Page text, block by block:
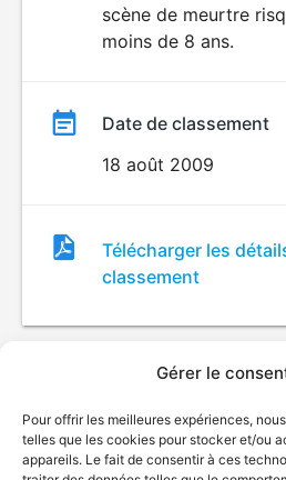
Gérer le
Pour offrir les meilleures expériences,
telles que les cookies pour stocker et/ou
appareils. Le fait de consentir à ces
scène de meurtre
moins de 8 ans.
Date de classement
18 août 2009
Fichier
de
classement
Télécharger les
classement